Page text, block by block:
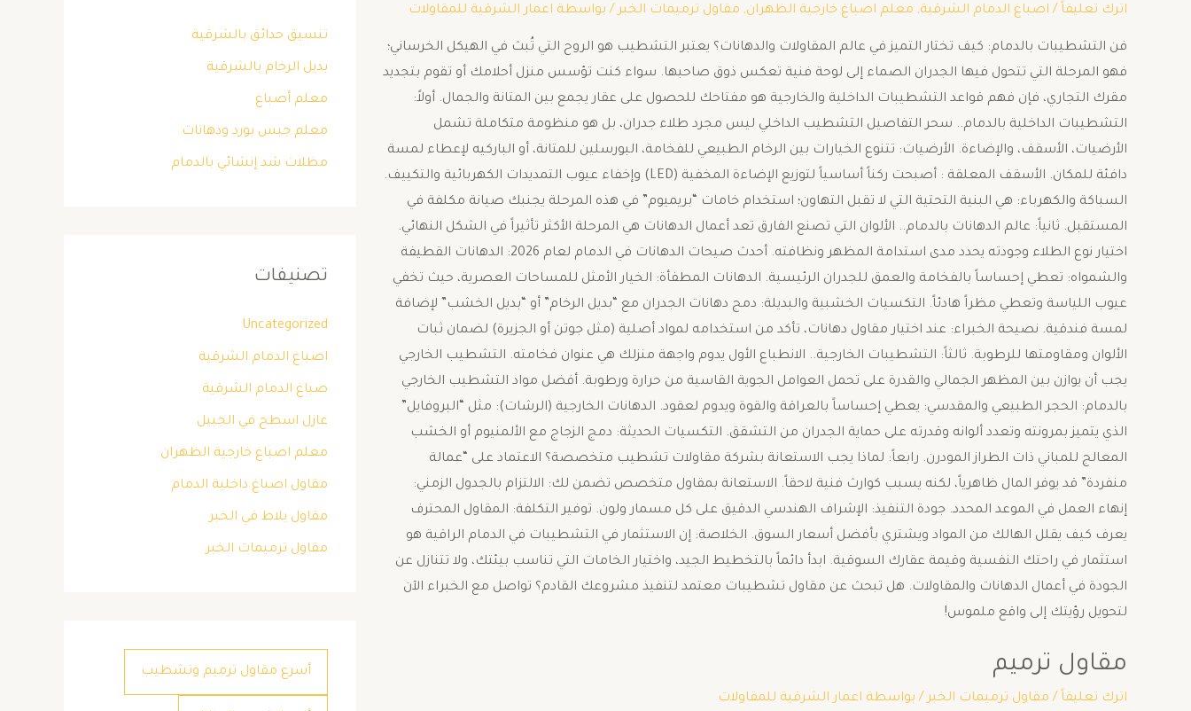
اترك تعليقاً / اصباغ الدمام الشرقية, معلم اصباغ خارجية الظهران, مقاول ترميمات الخبر/ بواسطة اعمار الشرقية للمقاولات
فن التشطيبات بالدمام: كيف تختار التميز في عالم المقاولات والدهانات؟ ​يعتبر التشطيب هو الروح التي تُبث في الهيكل الخرساني؛
فهو المرحلة التي تتحول فيها الجدران الصماء إلى لوحة فنية تعكس ذوق صاحبها. سواء كنت تؤسس منزل أحلامك أو تقوم بتجديد
مقرك التجاري، فإن فهم قواعد التشطيبات الداخلية والخارجية هو مفتاحك للحصول على عقار يجمع بين المتانة والجمال. ​أولاً:
التشطيبات الداخلية بالدمام.. سحر التفاصيل ​التشطيب الداخلي ليس مجرد طلاء جدران، بل هو منظومة متكاملة تشمل
الأرضيات، الأسقف، والإضاءة. ​الأرضيات: تتنوع الخيارات بين الرخام الطبيعي للفخامة، البورسلين للمتانة، أو الباركيه لإعطاء لمسة
دافئة للمكان. ​الأسقف المعلقة : أصبحت ركناً أساسياً لتوزيع الإضاءة المخفية (LED) وإخفاء عيوب التمديدات الكهربائية والتكييف.
​السباكة والكهرباء: هي البنية التحتية التي لا تقبل التهاون؛ استخدام خامات “بريميوم” في هذه المرحلة يجنبك صيانة مكلفة في
المستقبل. ​ثانياً: عالم الدهانات بالدمام.. الألوان التي تصنع الفارق ​تعد أعمال الدهانات هي المرحلة الأكثر تأثيراً في الشكل النهائي.
اختيار نوع الطلاء وجودته يحدد مدى استدامة المظهر ونظافته. ​أحدث صيحات الدهانات في الدمام لعام 2026: ​الدهانات القطيفة
والشمواه: تعطي إحساساً بالفخامة والعمق للجدران الرئيسية. ​الدهانات المطفأة: الخيار الأمثل للمساحات العصرية، حيث تخفي
عيوب اللياسة وتعطي مظراً هادئاً. ​التكسيات الخشبية والبديلة: دمج دهانات الجدران مع “بديل الرخام” أو “بديل الخشب” لإضافة
لمسة فندقية. ​نصيحة الخبراء: عند اختيار مقاول دهانات، تأكد من استخدامه لمواد أصلية (مثل جوتن أو الجزيرة) لضمان ثبات
الألوان ومقاومتها للرطوبة. ​ثالثاً: التشطيبات الخارجية.. الانطباع الأول يدوم ​واجهة منزلك هي عنوان فخامته. التشطيب الخارجي
يجب أن يوازن بين المظهر الجمالي والقدرة على تحمل العوامل الجوية القاسية من حرارة ورطوبة. ​أفضل مواد التشطيب الخارجي
بالدمام: ​الحجر الطبيعي والمقدسي: يعطي إحساساً بالعراقة والقوة ويدوم لعقود. ​الدهانات الخارجية (الرشات): مثل “البروفايل”
الذي يتميز بمرونته وتعدد ألوانه وقدرته على حماية الجدران من التشقق. ​التكسيات الحديثة: دمج الزجاج مع الألمنيوم أو الخشب
المعالج للمباني ذات الطراز المودرن. ​رابعاً: لماذا يجب الاستعانة بشركة مقاولات تشطيب متخصصة؟ ​الاعتماد على “عمالة
منفردة” قد يوفر المال ظاهرياً، لكنه يسبب كوارث فنية لاحقاً. الاستعانة بمقاول متخصص تضمن لك: ​الالتزام بالجدول الزمني:
إنهاء العمل في الموعد المحدد. ​جودة التنفيذ: الإشراف الهندسي الدقيق على كل مسمار ولون. ​توفير التكلفة: المقاول المحترف
يعرف كيف يقلل الهالك من المواد ويشتري بأفضل أسعار السوق. ​الخلاصة: ​إن الاستثمار في التشطيبات في الدمام الراقية هو
استثمار في راحتك النفسية وقيمة عقارك السوقية. ابدأ دائماً بالتخطيط الجيد، واختيار الخامات التي تناسب بيئتك، ولا تتنازل عن
الجودة في أعمال الدهانات والمقاولات. ​هل تبحث عن مقاول تشطيبات معتمد لتنفيذ مشروعك القادم؟ تواصل مع الخبراء الآن
لتحويل رؤيتك إلى واقع ملموس!
مقاول ترميم
اترك تعليقاً / مقاول ترميمات الخبر/ بواسطة اعمار الشرقية للمقاولات
تنسيق حدائق بالشرقية
بديل الرخام بالشرقية
معلم أصباغ
معلم جبس بورد ودهانات
مظلات شد إنشائي بالدمام
تصنيفات
Uncategorized
اصباغ الدمام الشرقية
صباغ الدمام الشرقية
عازل اسطح في الجبيل
معلم اصباغ خارجية الظهران
مقاول اصباغ داخلية الدمام
مقاول بلاط في الخبر
مقاول ترميمات الخبر
أسرع مقاول ترميم وتشطيب